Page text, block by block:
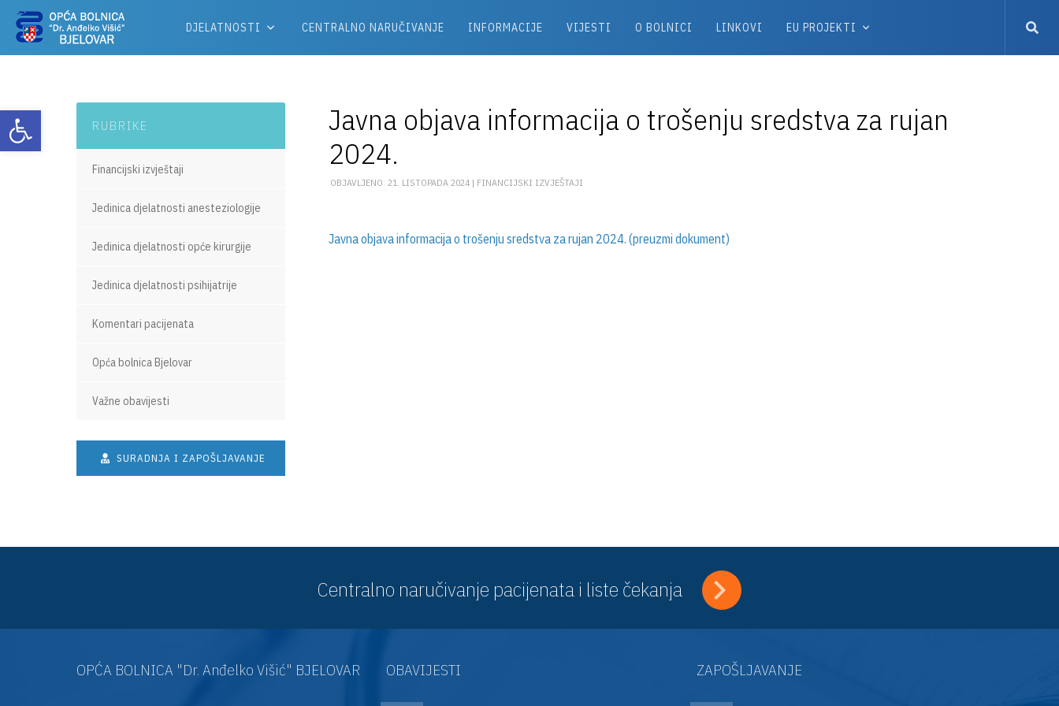
Otvori alatnu traku
DJELATNOSTI CENTRALNO NARUČIVANJE INFORMACIJE VIJESTI O BOLNICI LINKOVI EU PROJEKTI
Javna objava informacija o trošenju sredstva za rujan
2024.
OBJAVLJENO: 21. LISTOPADA 2024 | FINANCIJSKI IZVJEŠTAJI
Javna objava informacija o trošenju sredstva za rujan 2024. (preuzmi dokument)
RUBRIKE
Financijski izvještaji
Jedinica djelatnosti anesteziologije
Jedinica djelatnosti opće kirurgije
Jedinica djelatnosti psihijatrije
Komentari pacijenata
Opća bolnica Bjelovar
Važne obavijesti
SURADNJA I ZAPOŠLJAVANJE
Centralno naručivanje pacijenata i liste čekanja
OPĆA BOLNICA "Dr. Anđelko Višić" BJELOVAR OBAVIJESTI ZAPOŠLJAVANJE